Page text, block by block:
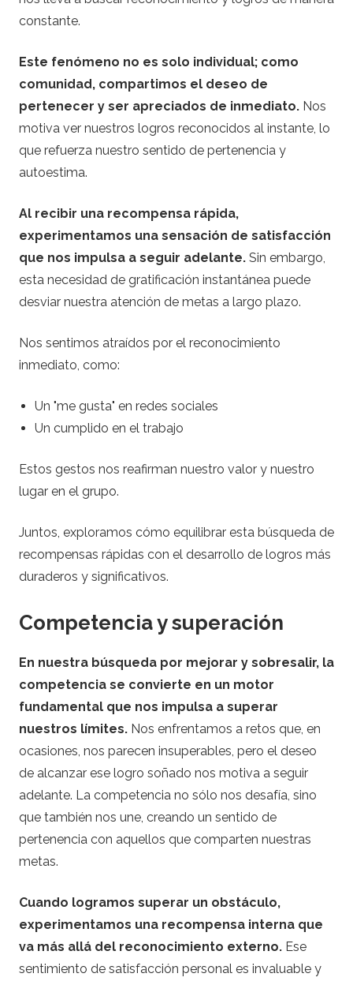
constante.
Este fenómeno no es solo individual; como
comunidad, compartimos el deseo de
pertenecer y ser apreciados de inmediato. Nos
motiva ver nuestros logros reconocidos al instante, lo
que refuerza nuestro sentido de pertenencia y
autoestima.
Al recibir una recompensa rápida,
experimentamos una sensación de satisfacción
que nos impulsa a seguir adelante. Sin embargo,
esta necesidad de gratificación instantánea puede
desviar nuestra atención de metas a largo plazo.
Nos sentimos atraídos por el reconocimiento
inmediato, como:
Un "me gusta" en redes sociales
Un cumplido en el trabajo
Estos gestos nos reafirman nuestro valor y nuestro
lugar en el grupo.
Juntos, exploramos cómo equilibrar esta búsqueda de
recompensas rápidas con el desarrollo de logros más
duraderos y significativos.
Competencia y superación
En nuestra búsqueda por mejorar y sobresalir, la
competencia se convierte en un motor
fundamental que nos impulsa a superar
nuestros límites. Nos enfrentamos a retos que, en
ocasiones, nos parecen insuperables, pero el deseo
de alcanzar ese logro soñado nos motiva a seguir
adelante. La competencia no sólo nos desafía, sino
que también nos une, creando un sentido de
pertenencia con aquellos que comparten nuestras
metas.
Cuando logramos superar un obstáculo,
experimentamos una recompensa interna que
va más allá del reconocimiento externo. Ese
sentimiento de satisfacción personal es invaluable y